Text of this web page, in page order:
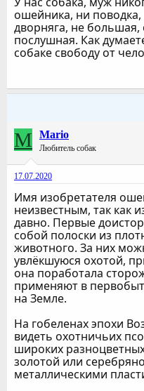
ошейника, ни
дворняга, не большая,
послушная. Как
собаке свободу от
M Mario
Любитель собак
17.07.2020
Имя изобретателя
неизвестным, так как
давно. Первые
собой полоски из
животного. За них
увлёкшуюся охотой,
она поработала
применяют в
на Земле.
На гобеленах эпохи
видеть охотничьих
широких
золотой или
металлическими